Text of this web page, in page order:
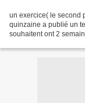
un exercice( le second
quinzaine a publié un
souhaitent ont 2